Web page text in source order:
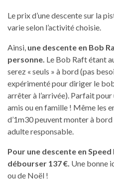
Le prix d’une descente sur la
varie selon l’activité choisie.
Ainsi, une descente en Bob
personne. Le Bob Raft étant
serez « seuls » à bord (pas
expérimenté pour diriger le
arrêter à l’arrivée). Parfait
amis ou en famille ! Même les
d’1m30 peuvent monter à
adulte responsable.
Pour une descente en
débourser 137 €. Une bonne
ou de Noël !